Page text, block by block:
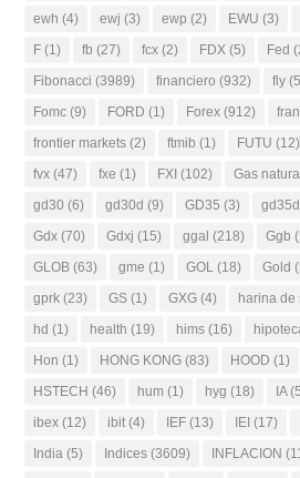
ewh (4) ewj (3) ewp (2) EWU (3)
F (1) fb (27) fcx (2) FDX (5) Fed
Fibonacci (3989) financiero (932) fly
Fomc (9) FORD (1) Forex (912)
frontier markets (2) ftmib (1) FUTU (12)
fvx (47) fxe (1) FXI (102) Gas natural
gd30 (6) gd30d (9) GD35 (3) gd35d
Gdx (70) Gdxj (15) ggal (218) Ggb
GLOB (63) gme (1) GOL (18) Gold
gprk (23) GS (1) GXG (4) harina de
hd (1) health (19) hims (16)
Hon (1) HONG KONG (83) HOOD (1)
HSTECH (46) hum (1) hyg (18) IA
ibex (12) ibit (4) IEF (13) IEI (17)
India (5) Indices (3609) INFLACION